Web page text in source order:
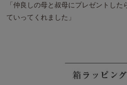
「仲良しの母と叔母にプレゼントし
ていってくれました」